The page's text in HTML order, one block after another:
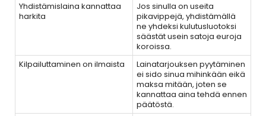
Yhdistämislaina kannattaa
harkita
Jos sinulla on useita
pikavippejä, yhdistämällä
ne yhdeksi kulutusluotoksi
säästät usein satoja euroja
koroissa.
Kilpailuttaminen on ilmaista
Lainatarjouksen pyytäminen
ei sido sinua mihinkään eikä
maksa mitään, joten se
kannattaa aina tehdä ennen
päätöstä.